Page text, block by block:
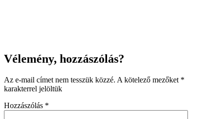
Vélemény, hozzászólás?
Az e-mail címet nem tesszük közzé. A kötelező mezőket *
karakterrel jelöltük
Hozzászólás *